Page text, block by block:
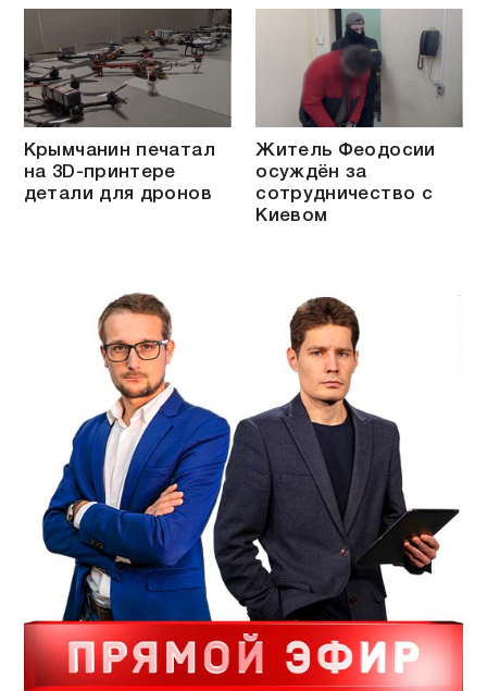
Крымчанин печатал
на 3D-принтере
детали для дронов
Житель Феодосии
осуждён за
сотрудничество с
Киевом